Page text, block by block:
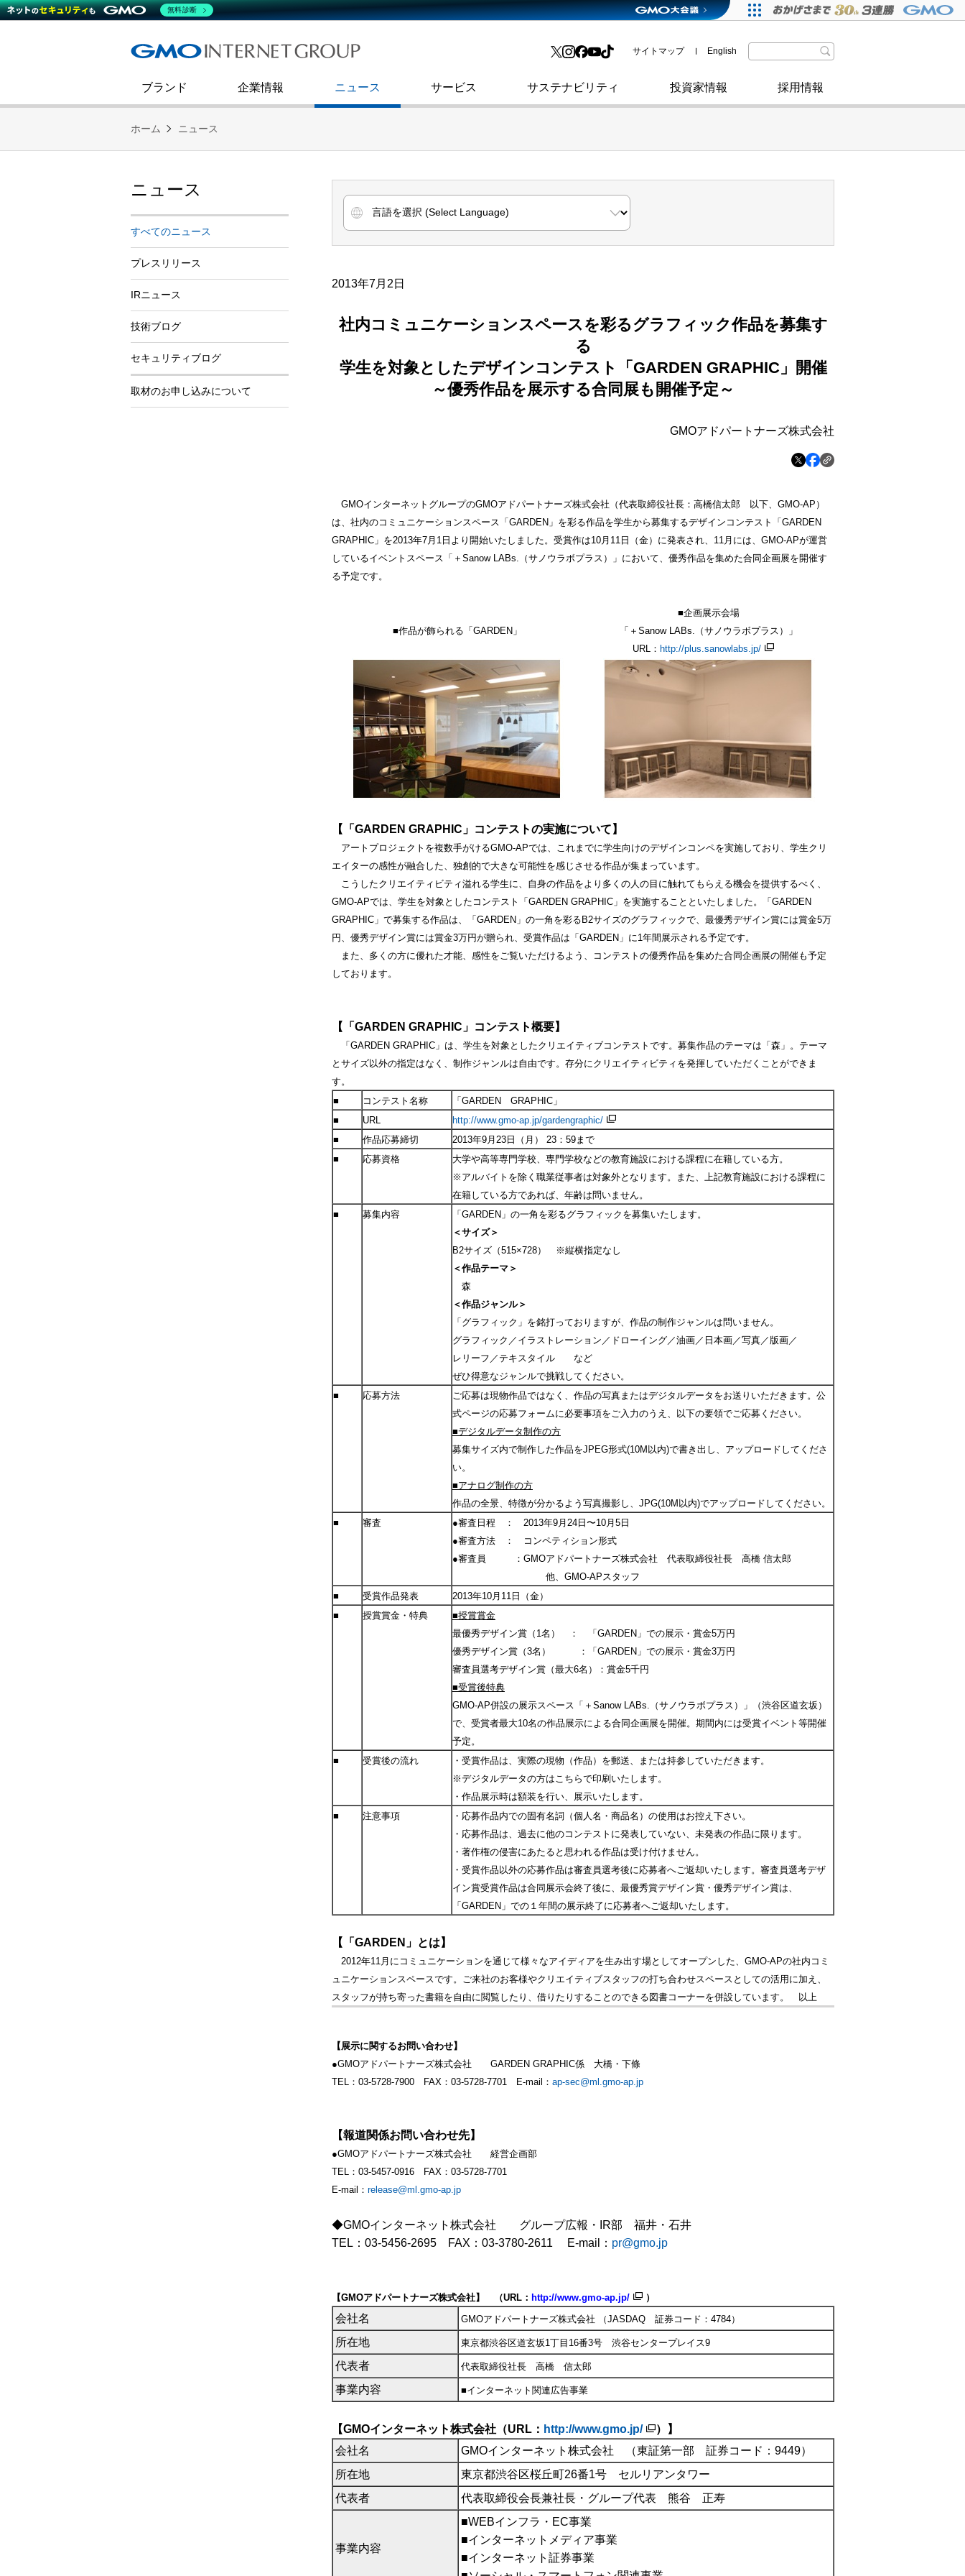
ブランド
企業情報
会社概要
社史
渋谷フクラス入館方法
ニュース
技術ブログ 取材のお申し込みについて
サービス
インターネットセキュリティ事業 その他
サステナビリティ
コミュニケーション
ダイバーシティ＆インクルージョン
SDGsへの取り組み
政府・自治体からの認定
投資家情報
熊谷正寿が語るグループ成長戦略・
財務・業績
よくあるご質問 格付・社債情報
採用情報
第二新卒採用 サイトマップ English
ホーム ニュース
2013年7月2日
社内コミュニケーションスペースを彩るグラフィック作品を募集す
る
学生を対象としたデザインコンテスト「 GARDEN GRAPHIC 」 開催
～優秀作品を展示する合同展も開催予定 ～
GMOアドパートナーズ株式会社
GMOインターネットグループのGMOアドパートナーズ株式会社（代表取締役社長：高橋信太郎 以下、GMO-AP）
は、社内のコミュニケーションスペース「GARDEN」を彩る作品を学生から募集するデザインコンテスト「GARDEN
GRAPHIC」を2013年7月1日より開始いたしました。受賞作は10月11日（金）に発表され、11月には、GMO-APが運営
しているイベントスペース「＋Sanow LABs.（サノウラボプラス）」において、優秀作品を集めた合同企画展を開催す
る予定です。
■作品が飾られる「GARDEN」
■企画展示会場
「＋Sanow LABs.（サノウラボプラス）」
URL： http://plus.sanowlabs.jp/
【 「 GARDEN GRAPHIC 」コンテストの実施について】
アートプロジェクトを複数手がけるGMO-APでは、これまでに学生向けのデザインコンペを実施しており、学生クリ
エイターの感性が融合した、独創的で大きな可能性を感じさせる作品が集まっています。
こうしたクリエイティビティ溢れる学生に、自身の作品をより多くの人の目に触れてもらえる機会を提供するべく、
GMO-APでは、学生を対象としたコンテスト「GARDEN GRAPHIC」を実施することといたしました。「GARDEN
GRAPHIC」で募集する作品は、「GARDEN」の一角を彩るB2サイズのグラフィックで、最優秀デザイン賞には賞金5万
円、優秀デザイン賞には賞金3万円が贈られ、受賞作品は「GARDEN」に1年間展示される予定です。
また、多くの方に優れた才能、感性をご覧いただけるよう、コンテストの優秀作品を集めた合同企画展の開催も予定
しており ます。
【「 GARDEN GRAPHIC 」コンテスト概要】
「GARDEN GRAPHIC」は、学生を対象としたクリエイティブコンテストです。募集作品のテーマは「森」。テーマ
とサイズ以外の指定はなく、制作ジャンルは自由です。存分にクリエイティビティを発揮していただくことができま
す。
■
コンテスト名称
「GARDEN GRAPHIC」
■
URL
http://www.gmo-ap.jp/gardengraphic/
■
作品応募締切
2013年9月23日（月） 23：59まで
■
応募資格
大学や高等専門学校、専門学校などの教育施設における課程に在籍している方。
※アルバイトを除く職業従事者は対象外となります。また、上記教育施設における課程に
在籍している方であれば、年齢は問いません。
■
募集内容
「GARDEN」の一角を彩るグラフィックを募集いたします。
＜サイズ＞
B2サイズ（515×728） ※縦横指定なし
＜作品テーマ＞
森
＜作品ジャンル＞
「グラフィック」を銘打っておりますが、作品の制作ジャンルは問いません。
グラフィック／イラストレーション／ドローイング／油画／日本画／写真／版画／
レリーフ／テキスタイル など
ぜひ得意なジャンルで挑戦してください。
■
応募方法
ご応募は現物作品ではなく、作品の写真またはデジタルデータをお送りいただきます。公
式ページの応募フォームに必要事項をご入力のうえ、以下の要領でご応募ください。
■デジタルデータ制作の方
募集サイズ内で制作した作品をJPEG形式(10M以内)で書き出し、アップロードしてくださ
い。
■アナログ制作の方
作品の全景、特徴が分かるよう写真撮影し、JPG(10M以内)でアップロードしてください。
■
審査
●審査日程 ： 2013年9月24日〜10月5日
●審査方法 ： コンペティション形式
●審査員 ：GMOアドパートナーズ株式会社 代表取締役社長 高橋 信太郎
他、GMO-APスタッフ
■
受賞作品発表
2013年10月11日（金）
■
授賞賞金・特典
■授賞賞金
最優秀デザイン賞（1名） ： 「GARDEN」での展示・賞金5万円
優秀デザイン賞（3名） ：「GARDEN」での展示・賞金3万円
審査員選考デザイン賞（最大6名）：賞金5千円
■受賞後特典
GMO-AP併設の展示スペース「＋Sanow LABs.（サノウラボプラス）」（渋谷区道玄坂）
で、受賞者最大10名の作品展示による合同企画展を開催。期間内には受賞イベント等開催
予定。
■
受賞後の流れ
・受賞作品は、実際の現物（作品）を郵送、または持参していただきます。
※デジタルデータの方はこちらで印刷いたします。
・作品展示時は額装を行い、展示いたします。
■
注意事項
・応募作品内での固有名詞（個人名・商品名）の使用はお控え下さい。
・応募作品は、過去に他のコンテストに発表していない、未発表の作品に限ります。
・著作権の侵害にあたると思われる作品は受け付けません。
・受賞作品以外の応募作品は審査員選考後に応募者へご返却いたします。審査員選考デザ
イン賞受賞作品は合同展示会終了後に、最優秀賞デザイン賞・優秀デザイン賞は、
「GARDEN」での１年間の展示終了に応募者へご返却いたします。
【「 GARDEN 」とは】
2012年11月にコミュニケーションを通じて様々なアイディアを生み出す場としてオープンした、GMO-APの社内コミ
ュニケーションスペースです。ご来社のお客様やクリエイティブスタッフの打ち合わせスペースとしての活用に加え、
スタッフが持ち寄った書籍を自由に閲覧したり、借りたりすることのできる図書コーナーを併設しています。
以上
【展示に関するお問い合わせ】
●GMOアドパートナーズ株式会社 GARDEN GRAPHIC係 大橋・下條
TEL：03-5728-7900 FAX：03-5728-7701 E-mail： ap-sec@ml.gmo-ap.jp
【報道関係お問い合わせ先】
●GMOアドパートナーズ株式会社 経営企画部
TEL：03-5457-0916 FAX：03-5728-7701
E-mail： release@ml.gmo-ap.jp
◆GMOインターネット株式会社 グループ広報・IR部 福井・石井
TEL：03-5456-2695 FAX：03-3780-2611 E-mail： pr@gmo.jp
【GMOアドパートナーズ株式会社】 （URL： http://www.gmo-ap.jp/ ）
会社名 GMOアドパートナーズ株式会社 （JASDAQ 証券コード：4784）
所在地 東京都渋谷区道玄坂1丁目16番3号 渋谷センタープレイス9
代表者 代表取締役社長 高橋 信太郎
事業内容 ■インターネット関連広告事業
【GMOインターネット株式会社（URL： http://www.gmo.jp/
）】
会社名
GMOインターネット株式会社 （東証第一部 証券コード：9449）
所在地
東京都渋谷区桜丘町26番1号 セルリアンタワー
代表者
代表取締役会長兼社長・グループ代表 熊谷 正寿
事業内容
■WEBインフラ・EC事業
■インターネットメディア事業
■インターネット証券事業
ニュース
すべてのニュース
プレスリリース
IRニュース
技術ブログ
セキュリティブログ
取材のお申し込みについて
無料診断